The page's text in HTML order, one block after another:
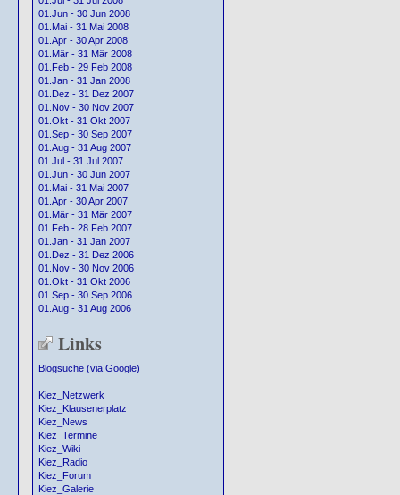
01.Jun - 30 Jun 2008
01.Mai - 31 Mai 2008
01.Apr - 30 Apr 2008
01.Mär - 31 Mär 2008
01.Feb - 29 Feb 2008
01.Jan - 31 Jan 2008
01.Dez - 31 Dez 2007
01.Nov - 30 Nov 2007
01.Okt - 31 Okt 2007
01.Sep - 30 Sep 2007
01.Aug - 31 Aug 2007
01.Jul - 31 Jul 2007
01.Jun - 30 Jun 2007
01.Mai - 31 Mai 2007
01.Apr - 30 Apr 2007
01.Mär - 31 Mär 2007
01.Feb - 28 Feb 2007
01.Jan - 31 Jan 2007
01.Dez - 31 Dez 2006
01.Nov - 30 Nov 2006
01.Okt - 31 Okt 2006
01.Sep - 30 Sep 2006
01.Aug - 31 Aug 2006
Links
Blogsuche (via Google)
Kiez_Netzwerk
Kiez_Klausenerplatz
Kiez_News
Kiez_Termine
Kiez_Wiki
Kiez_Radio
Kiez_Forum
Kiez_Galerie